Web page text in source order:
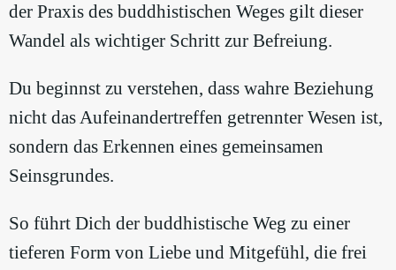
der Praxis des buddhistischen Weges gilt dieser
Wandel als wichtiger Schritt zur Befreiung.
Du beginnst zu verstehen, dass wahre Beziehung
nicht das Aufeinandertreffen getrennter Wesen ist,
sondern das Erkennen eines gemeinsamen
Seinsgrundes.
So führt Dich der buddhistische Weg zu einer
tieferen Form von Liebe und Mitgefühl, die frei